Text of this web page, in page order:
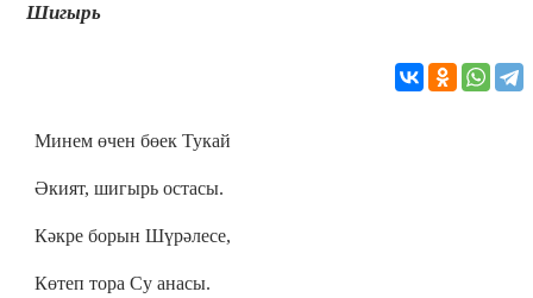
Шигырь
Минем өчен бөек Тукай
Әкият, шигырь остасы.
Кәкре борын Шүрәлесе,
Көтеп тора Су анасы.